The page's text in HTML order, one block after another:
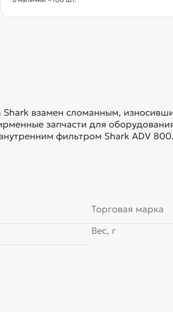
Shark взамен сломанным,
запчасти для
фильтром Shark ADV 800.
Торговая марка
Вес, г